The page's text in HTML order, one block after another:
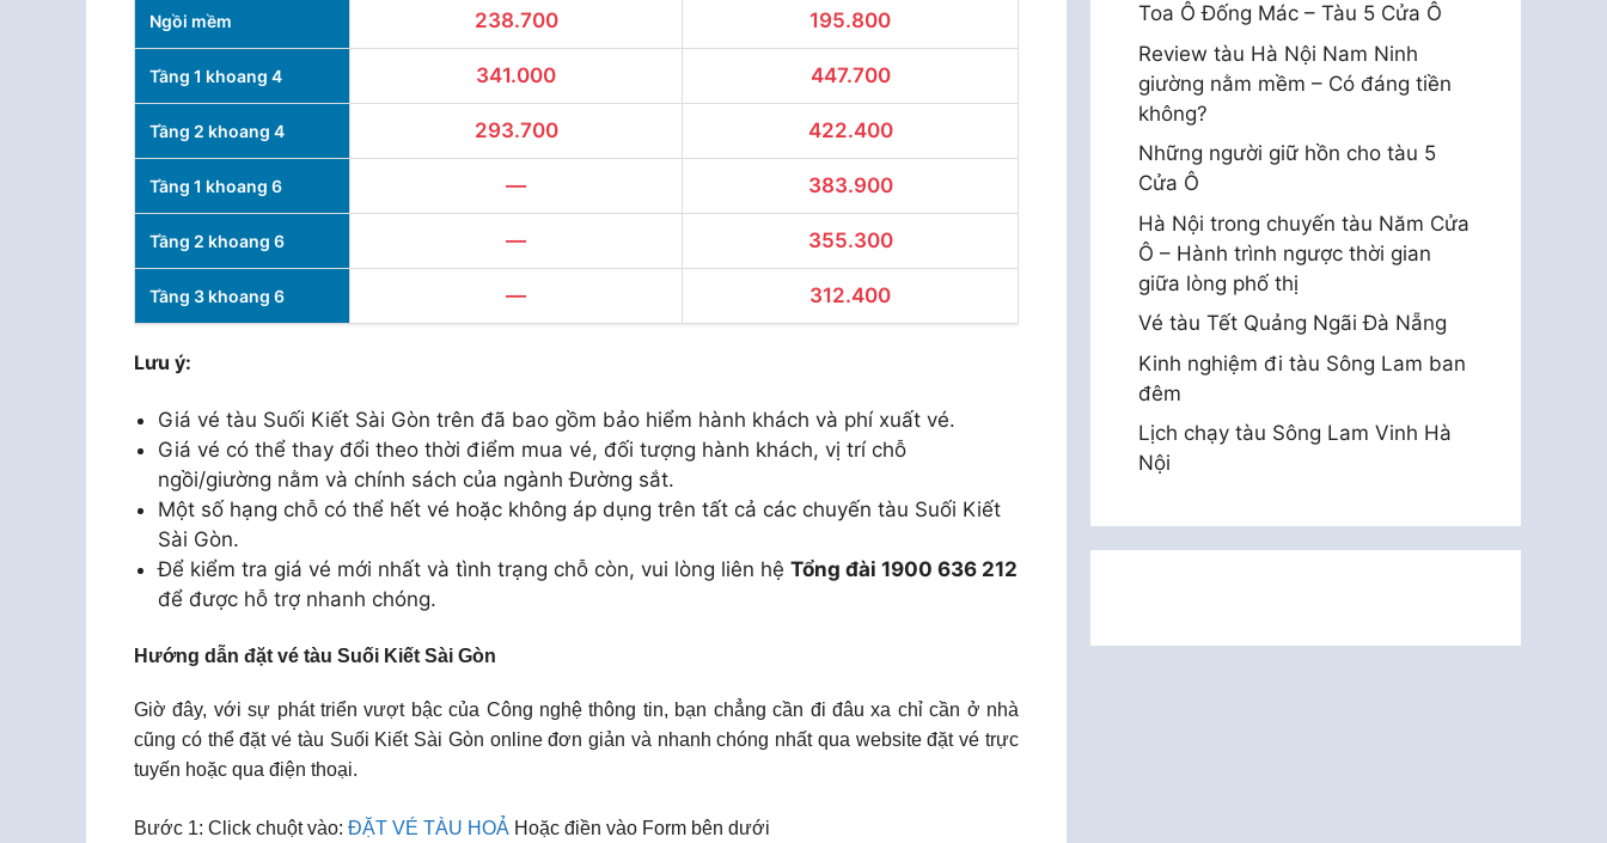
Ngồi mềm 238.700 195.800
Tầng 1 khoang 4 341.000 447.700
Tầng 2 khoang 4 293.700 422.400
Tầng 1 khoang 6 — 383.900
Tầng 2 khoang 6 — 355.300
Tầng 3 khoang 6 — 312.400
Lưu ý:
Giá vé tàu Suối Kiết Sài Gòn trên đã bao gồm bảo hiểm hành khách và phí xuất vé.
Giá vé có thể thay đổi theo thời điểm mua vé, đối tượng hành khách, vị trí chỗ
ngồi/giường nằm và chính sách của ngành Đường sắt.
Một số hạng chỗ có thể hết vé hoặc không áp dụng trên tất cả các chuyến tàu Suối Kiết
Sài Gòn.
Để kiểm tra giá vé mới nhất và tình trạng chỗ còn, vui lòng liên hệ Tổng đài 1900 636 212
để được hỗ trợ nhanh chóng.
Hướng dẫn đặt vé tàu Suối Kiết Sài Gòn
Giờ đây, với sự phát triển vượt bậc của Công nghệ thông tin, bạn chẳng cần đi đâu xa chỉ cần ở nhà
cũng có thể đặt vé tàu Suối Kiết Sài Gòn online đơn giản và nhanh chóng nhất qua website đặt vé trực
tuyến hoặc qua điện thoại.
Bước 1: Click chuột vào: ĐẶT VÉ TÀU HOẢ Hoặc điền vào Form bên dưới
Toa Ô Đống Mác – Tàu 5 Cửa Ô
Review tàu Hà Nội Nam Ninh
giường nằm mềm – Có đáng tiền
không?
Những người giữ hồn cho tàu 5
Cửa Ô
Hà Nội trong chuyến tàu Năm Cửa
Ô – Hành trình ngược thời gian
giữa lòng phố thị
Vé tàu Tết Quảng Ngãi Đà Nẵng
Kinh nghiệm đi tàu Sông Lam ban
đêm
Lịch chạy tàu Sông Lam Vinh Hà
Nội